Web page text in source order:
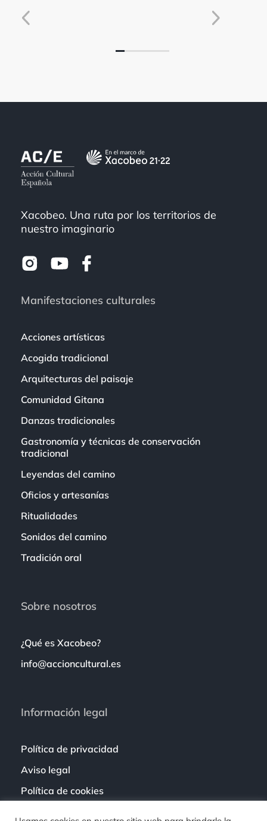
Xacobeo. Una ruta por los territorios de
nuestro imaginario
Manifestaciones culturales
Acciones artísticas
Acogida tradicional
Arquitecturas del paisaje
Comunidad Gitana
Danzas tradicionales
Gastronomía y técnicas de conservación
tradicional
Leyendas del camino
Oficios y artesanías
Ritualidades
Sonidos del camino
Tradición oral
Sobre nosotros
¿Qué es Xacobeo?
info@accioncultural.es
Información legal
Política de privacidad
Aviso legal
Política de cookies